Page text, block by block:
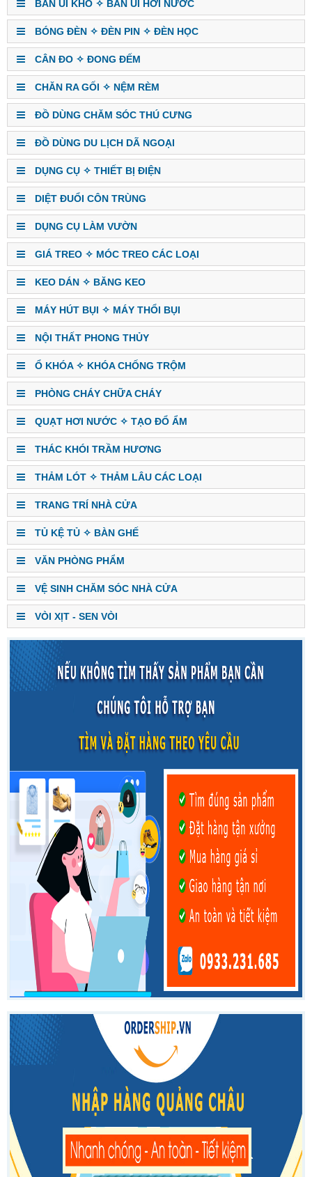
BÀN ỦI KHÔ ✧ BÀN ỦI HƠI NƯỚC
BÓNG ĐÈN ✧ ĐÈN PIN ✧ ĐÈN HỌC
CÂN ĐO ✧ ĐONG ĐẾM
CHĂN RA GỐI ✧ NỆM RÈM
ĐỒ DÙNG CHĂM SÓC THÚ CƯNG
ĐỒ DÙNG DU LỊCH DÃ NGOẠI
DỤNG CỤ ✧ THIẾT BỊ ĐIỆN
DIỆT ĐUỔI CÔN TRÙNG
DỤNG CỤ LÀM VƯỜN
GIÁ TREO ✧ MÓC TREO CÁC LOẠI
KEO DÁN ✧ BĂNG KEO
MÁY HÚT BỤI ✧ MÁY THỔI BỤI
NỘI THẤT PHONG THỦY
Ổ KHÓA ✧ KHÓA CHỐNG TRỘM
PHÒNG CHÁY CHỮA CHÁY
QUẠT HƠI NƯỚC ✧ TẠO ĐỔ ẨM
THÁC KHÓI TRẦM HƯƠNG
THẢM LÓT ✧ THẢM LÂU CÁC LOẠI
TRANG TRÍ NHÀ CỬA
TỦ KỆ TỦ ✧ BÀN GHẾ
VĂN PHÒNG PHẨM
VỆ SINH CHĂM SÓC NHÀ CỬA
VÒI XỊT - SEN VÒI